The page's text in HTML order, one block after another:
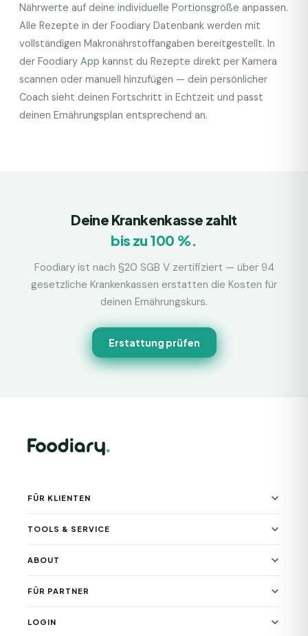
Nährwerte auf deine individuelle Portionsgröße anpassen.
Alle Rezepte in der Foodiary Datenbank werden mit
vollständigen Makronährstoffangaben bereitgestellt. In
der Foodiary App kannst du Rezepte direkt per Kamera
scannen oder manuell hinzufügen — dein persönlicher
Coach sieht deinen Fortschritt in Echtzeit und passt
deinen Ernährungsplan entsprechend an.
Deine Krankenkasse zahlt
bis zu 100 %.
Foodiary ist nach §20 SGB V zertifiziert — über 94
gesetzliche Krankenkassen erstatten die Kosten für
deinen Ernährungskurs.
Erstattung prüfen
FÜR KLIENTEN
TOOLS & SERVICE
ABOUT
FÜR PARTNER
LOGIN